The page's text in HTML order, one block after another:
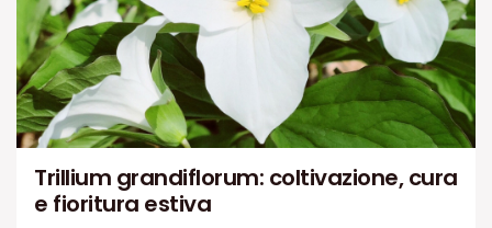
Trillium grandiflorum: coltivazione, cura
e fioritura estiva